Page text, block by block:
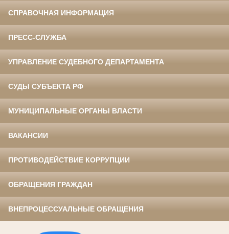
СПРАВОЧНАЯ ИНФОРМАЦИЯ
ПРЕСС-СЛУЖБА
УПРАВЛЕНИЕ СУДЕБНОГО ДЕПАРТАМЕНТА
СУДЫ СУБЪЕКТА РФ
МУНИЦИПАЛЬНЫЕ ОРГАНЫ ВЛАСТИ
ВАКАНСИИ
ПРОТИВОДЕЙСТВИЕ КОРРУПЦИИ
ОБРАЩЕНИЯ ГРАЖДАН
ВНЕПРОЦЕССУАЛЬНЫЕ ОБРАЩЕНИЯ